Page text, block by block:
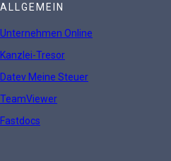
ALLGEMEIN
Unternehmen Online
Kanzlei-Tresor
Datev Meine Steuer
TeamViewer
Fastdocs